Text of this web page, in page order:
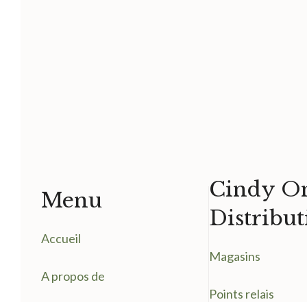
Menu
Accueil
A propos de
Cindy
Magasins
Points relais